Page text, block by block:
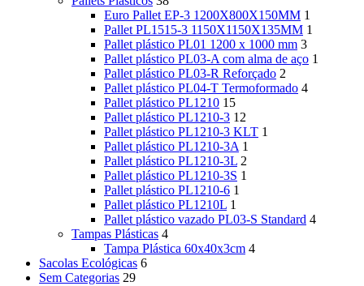
Euro Pallet EP-3 1200X800X150MM 1
Pallet PL1515-3 1150X1150X135MM 1
Pallet plástico PL01 1200 x 1000 mm 3
Pallet plástico PL03-A com alma de aço 1
Pallet plástico PL03-R Reforçado 2
Pallet plástico PL04-T Termoformado 4
Pallet plástico PL1210 15
Pallet plástico PL1210-3 12
Pallet plástico PL1210-3 KLT 1
Pallet plástico PL1210-3A 1
Pallet plástico PL1210-3L 2
Pallet plástico PL1210-3S 1
Pallet plástico PL1210-6 1
Pallet plástico PL1210L 1
Pallet plástico vazado PL03-S Standard 4
Tampas Plásticas 4
Tampa Plástica 60x40x3cm 4
Sacolas Ecológicas 6
Sem Categorias 29